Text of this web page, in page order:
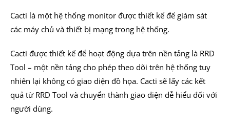
Cacti là một hệ thống monitor được thiết kế để giám sát
các máy chủ và thiết bị mạng trong hệ thống.
Cacti được thiết kế để hoạt động dựa trên nền tảng là RRD
Tool – một nền tảng cho phép theo dõi trên hệ thống tuy
nhiên lại không có giao diện đồ họa. Cacti sẽ lấy các kết
quả từ RRD Tool và chuyển thành giao diện dễ hiểu đối với
người dùng.